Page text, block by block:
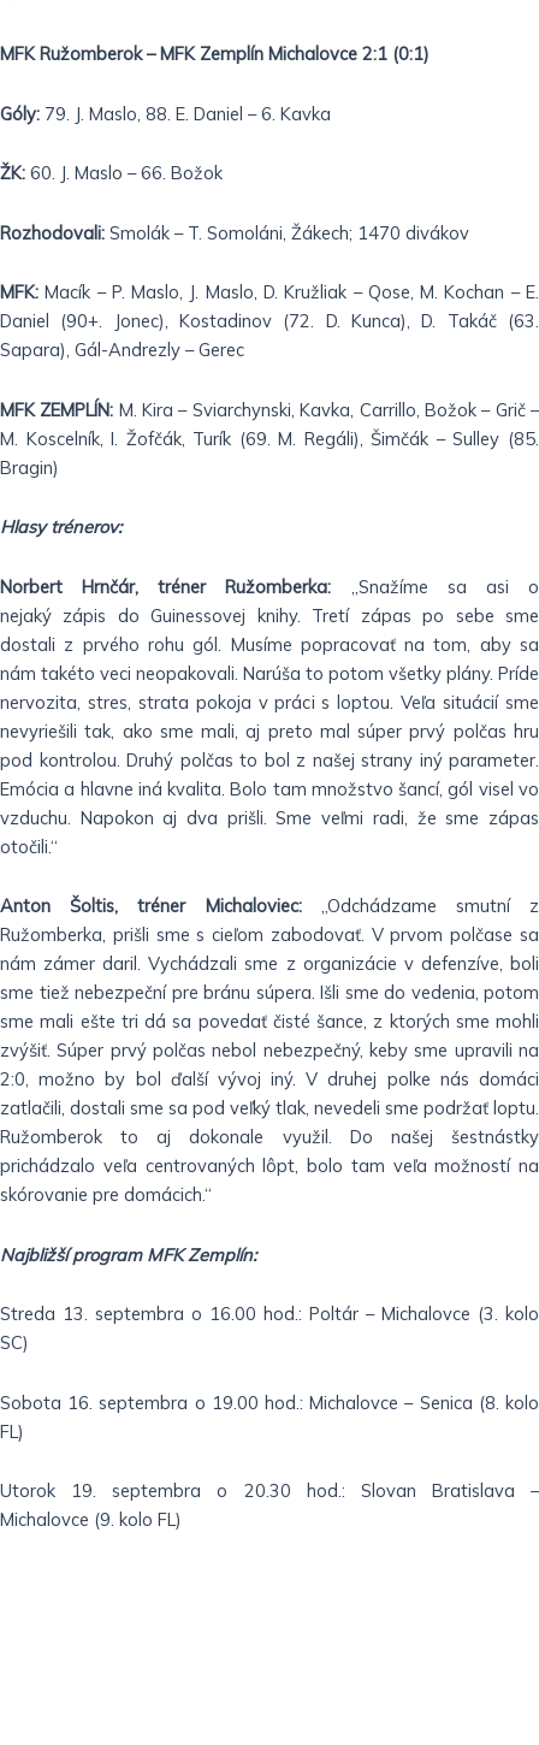
MFK Ružomberok – MFK Zemplín Michalovce 2:1 (0:1)
Góly: 79. J. Maslo, 88. E. Daniel – 6. Kavka
ŽK: 60. J. Maslo – 66. Božok
Rozhodovali: Smolák – T. Somoláni, Žákech; 1470 divákov
MFK: Macík – P. Maslo, J. Maslo, D. Kružliak – Qose, M. Kochan – E.
Daniel (90+. Jonec), Kostadinov (72. D. Kunca), D. Takáč (63.
Sapara), Gál-Andrezly – Gerec
MFK ZEMPLÍN: M. Kira – Sviarchynski, Kavka, Carrillo, Božok – Grič –
M. Koscelník, I. Žofčák, Turík (69. M. Regáli), Šimčák – Sulley (85.
Bragin)
Hlasy trénerov:
Norbert Hrnčár, tréner Ružomberka: „Snažíme sa asi o
nejaký zápis do Guinessovej knihy. Tretí zápas po sebe sme
dostali z prvého rohu gól. Musíme popracovať na tom, aby sa
nám takéto veci neopakovali. Narúša to potom všetky plány. Príde
nervozita, stres, strata pokoja v práci s loptou. Veľa situácií sme
nevyriešili tak, ako sme mali, aj preto mal súper prvý polčas hru
pod kontrolou. Druhý polčas to bol z našej strany iný parameter.
Emócia a hlavne iná kvalita. Bolo tam množstvo šancí, gól visel vo
vzduchu. Napokon aj dva prišli. Sme veľmi radi, že sme zápas
otočili.“
Anton Šoltis, tréner Michaloviec:„Odchádzame smutní z
Ružomberka, prišli sme s cieľom zabodovať. V prvom polčase sa
nám zámer daril. Vychádzali sme z organizácie v defenzíve, boli
sme tiež nebezpeční pre bránu súpera. Išli sme do vedenia, potom
sme mali ešte tri dá sa povedať čisté šance, z ktorých sme mohli
zvýšiť. Súper prvý polčas nebol nebezpečný, keby sme upravili na
2:0, možno by bol ďalší vývoj iný. V druhej polke nás domáci
zatlačili, dostali sme sa pod veľký tlak, nevedeli sme podržať loptu.
Ružomberok to aj dokonale využil. Do našej šestnástky
prichádzalo veľa centrovaných lôpt, bolo tam veľa možností na
skórovanie pre domácich.“
Najbližší program MFK Zemplín:
Streda 13. septembra o 16.00 hod.: Poltár – Michalovce (3. kolo
SC)
Sobota 16. septembra o 19.00 hod.: Michalovce – Senica (8. kolo
FL)
Utorok 19. septembra o 20.30 hod.: Slovan Bratislava –
Michalovce (9. kolo FL)